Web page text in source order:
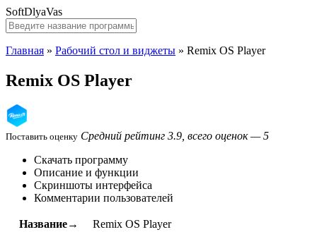
SoftDlyaVas
Главная » Рабочий стол и виджеты » Remix OS Player
Remix OS Player
Поставить оценку Средний рейтинг 3.9, всего оценок — 5
Скачать программу
Описание и функции
Скриншоты интерфейса
Комментарии пользователей
Название→
Remix OS Player